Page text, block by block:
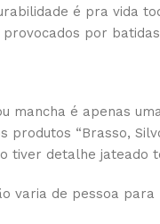
é pra vida
por
mancha é apenas
produtos “Brasso,
tiver detalhe
varia de pessoa